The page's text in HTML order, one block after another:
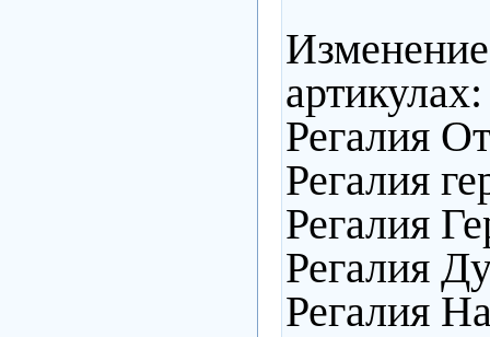
артикулах:
Регалия
Регалия
Регалия
Регалия
Регалия